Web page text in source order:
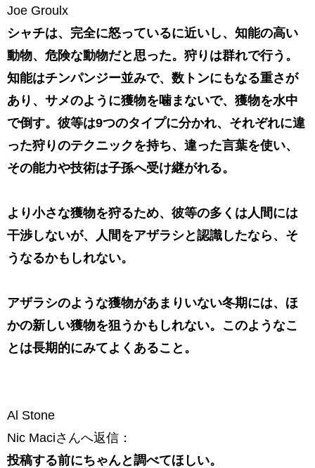
Joe Groulx
シャチは、完全に怒っているに近いし、知能の高い
動物、危険な動物だと思った。狩りは群れで行う。
知能はチンパンジー並みで、数トンにもなる重さが
あり、サメのように獲物を噛まないで、獲物を水中
で倒す。彼等は9つのタイプに分かれ、それぞれに違
った狩りのテクニックを持ち、違った言葉を使い、
その能力や技術は子孫へ受け継がれる。
より小さな獲物を狩るため、彼等の多くは人間には
干渉しないが、人間をアザラシと認識したなら、そ
うなるかもしれない。
アザラシのような獲物があまりいない冬期には、ほ
かの新しい獲物を狙うかもしれない。このようなこ
とは長期的にみてよくあること。
Al Stone
Nic Maciさんへ返信：
投稿する前にちゃんと調べてほしい。